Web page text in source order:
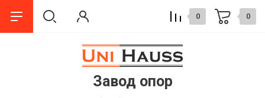
Завод опор
0 0